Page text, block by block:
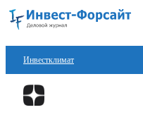
Инвестклимат
Финансы